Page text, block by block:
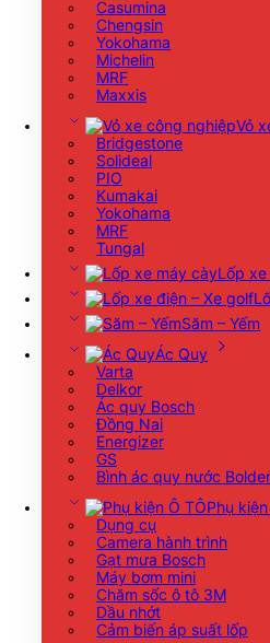
Casumina
Chengsin
Yokohama
Michelin
MRF
Maxxis
Vỏ
Bridgestone
Solideal
PIO
Kumakai
Yokohama
MRF
Tungal
Lốp
Săm – Yếm
Ác Quy
Varta
Delkor
Ác quy Bosch
Đồng Nai
Energizer
GS
Bình ác quy nước
Phụ
Dụng cụ
Camera hành trình
Gạt mưa Bosch
Máy bơm mini
Chăm sốc ô tô 3M
Dầu nhớt
Cảm biến áp suất lốp